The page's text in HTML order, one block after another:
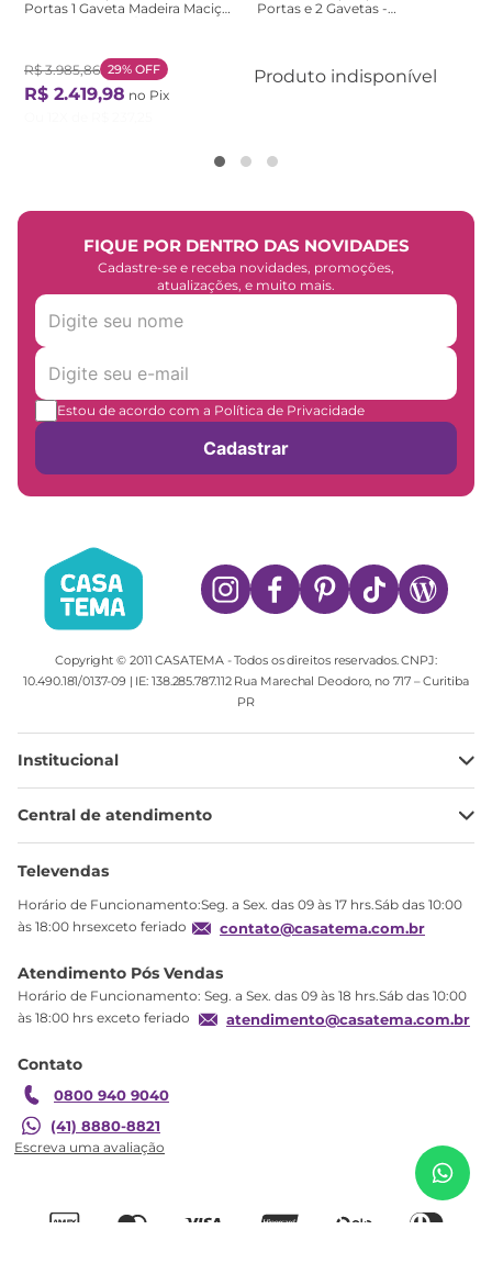
Portas 1 Gaveta Madeira Maciça
R$ 3.985,86 29% OFF
R$ 2.419,98 no Pix
Portas e 2 Gavetas -
Produto indisponível
FIQUE POR DENTRO DAS NOVIDADES
Cadastre-se e receba novidades, promoções,
atualizações, e muito mais.
Estou de acordo com a Política de Privacidade
Cadastrar
Copyright © 2011 CASATEMA - Todos os direitos reservados. CNPJ:
10.490.181/0137-09 | IE: 138.285.787.112 Rua Marechal Deodoro, no 717 – Curitiba
PR
Institucional
Minha Conta
Meus pedidos
Troca
Formas de Pagamento
Garantia
Central de atendimento
Ajuda
Televendas
Horário de Funcionamento:Seg. a Sex. das 09 às 17 hrs.Sáb das 10:00
às 18:00 hrsexceto feriado
contato@casatema.com.br
Atendimento Pós Vendas
Horário de Funcionamento: Seg. a Sex. das 09 às 18 hrs.Sáb das 10:00
às 18:00 hrs exceto feriado
atendimento@casatema.com.br
Contato
0800 940 9040
(41) 8880-8821